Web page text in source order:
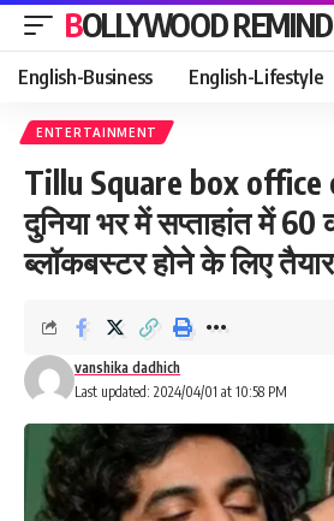
BOLLYWOOD REMIND
English-Business English-Lifestyle
ENTERTAINMENT
Tillu Square box office
दुनिया भर में सप्ताहांत में
ब्लॉकबस्टर होने के लिए तैयार
Last updated: 2024/04/01 at 10:58 PM
vanshika dadhich